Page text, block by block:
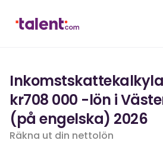
kr708 000 -lön i
(på engelska) 2026
Räkna ut din nettolön